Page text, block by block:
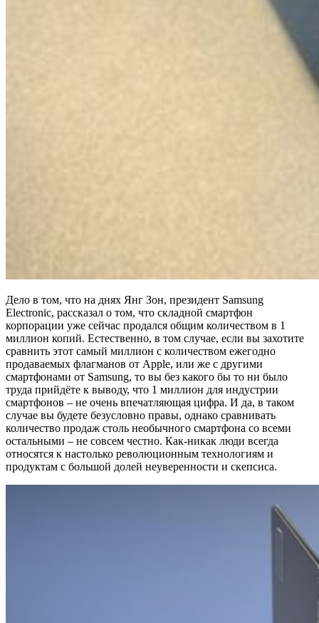
Дело в том, что на днях Янг Зон, президент Samsung
Electronic, рассказал о том, что складной смартфон
корпорации уже сейчас продался общим количеством в 1
миллион копий. Естественно, в том случае, если вы захотите
сравнить этот самый миллион с количеством ежегодно
продаваемых флагманов от Apple, или же с другими
смартфонами от Samsung, то вы без какого бы то ни было
труда прийдёте к выводу, что 1 миллион для индустрии
смартфонов – не очень впечатляющая цифра. И да, в таком
случае вы будете безусловно правы, однако сравнивать
количество продаж столь необычного смартфона со всеми
остальными – не совсем честно. Как-никак люди всегда
относятся к настолько революционным технологиям и
продуктам с большой долей неуверенности и скепсиса.